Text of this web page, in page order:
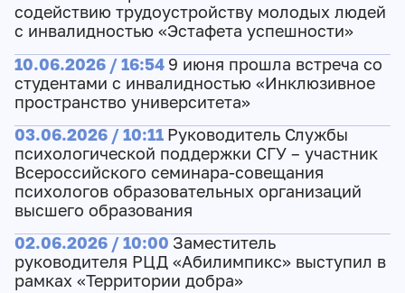
содействию трудоустройству молодых людей
с инвалидностью «Эстафета успешности»
10.06.2026 / 16:54 9 июня прошла встреча со
студентами с инвалидностью «Инклюзивное
пространство университета»
03.06.2026 / 10:11 Руководитель Службы
психологической поддержки СГУ – участник
Всероссийского семинара-совещания
психологов образовательных организаций
высшего образования
02.06.2026 / 10:00 Заместитель
руководителя РЦД «Абилимпикс» выступил в
рамках «Территории добра»